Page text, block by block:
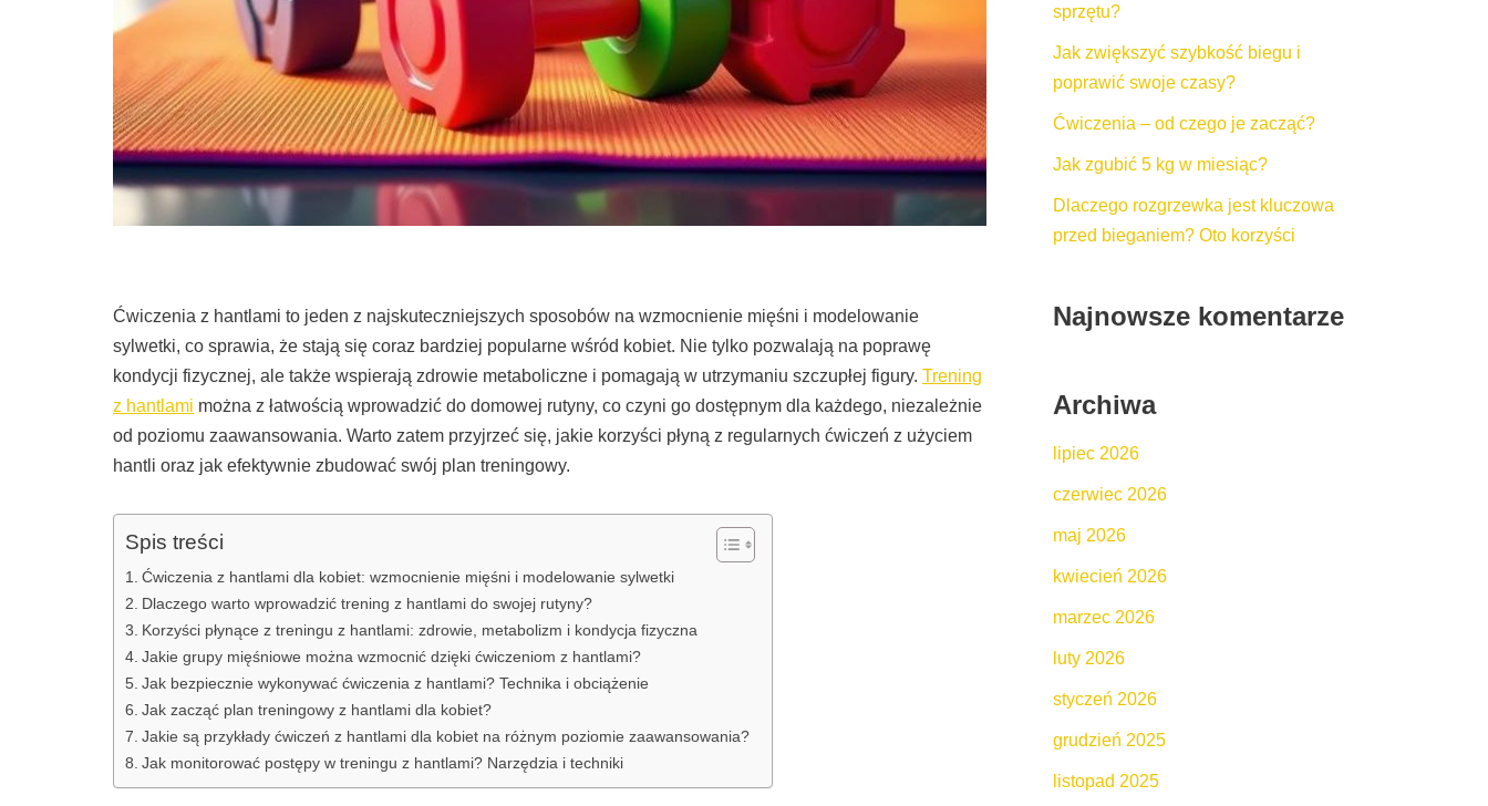
Ćwiczenia z hantlami to jeden z najskuteczniejszych sposobów na wzmocnienie mięśni i modelowanie
sylwetki, co sprawia, że stają się coraz bardziej popularne wśród kobiet. Nie tylko pozwalają na poprawę
kondycji fizycznej, ale także wspierają zdrowie metaboliczne i pomagają w utrzymaniu szczupłej figury. Trening
z hantlami można z łatwością wprowadzić do domowej rutyny, co czyni go dostępnym dla każdego, niezależnie
od poziomu zaawansowania. Warto zatem przyjrzeć się, jakie korzyści płyną z regularnych ćwiczeń z użyciem
hantli oraz jak efektywnie zbudować swój plan treningowy.
Spis treści
Ćwiczenia z hantlami dla kobiet: wzmocnienie mięśni i modelowanie sylwetki
Dlaczego warto wprowadzić trening z hantlami do swojej rutyny?
Korzyści płynące z treningu z hantlami: zdrowie, metabolizm i kondycja fizyczna
Jakie grupy mięśniowe można wzmocnić dzięki ćwiczeniom z hantlami?
Jak bezpiecznie wykonywać ćwiczenia z hantlami? Technika i obciążenie
Jak zacząć plan treningowy z hantlami dla kobiet?
Jakie są przykłady ćwiczeń z hantlami dla kobiet na różnym poziomie zaawansowania?
Jak monitorować postępy w treningu z hantlami? Narzędzia i techniki
sprzętu?
Jak zwiększyć szybkość biegu i
poprawić swoje czasy?
Ćwiczenia – od czego je zacząć?
Jak zgubić 5 kg w miesiąc?
Dlaczego rozgrzewka jest kluczowa
przed bieganiem? Oto korzyści
Najnowsze komentarze
Archiwa
lipiec 2026
czerwiec 2026
maj 2026
kwiecień 2026
marzec 2026
luty 2026
styczeń 2026
grudzień 2025
listopad 2025